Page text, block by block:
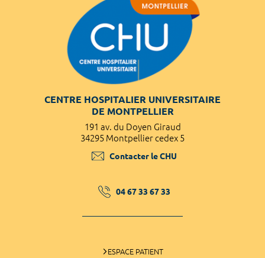
CENTRE HOSPITALIER UNIVERSITAIRE
DE MONTPELLIER
191 av. du Doyen Giraud
34295 Montpellier cedex 5
Contacter le CHU
04 67 33 67 33
ESPACE PATIENT